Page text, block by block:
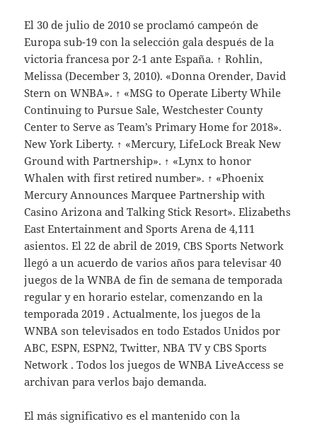
El 30 de julio de 2010 se proclamó campeón de
Europa sub-19 con la selección gala después de la
victoria francesa por 2-1 ante España. ↑ Rohlin,
Melissa (December 3, 2010). «Donna Orender, David
Stern on WNBA». ↑ «MSG to Operate Liberty While
Continuing to Pursue Sale, Westchester County
Center to Serve as Team’s Primary Home for 2018».
New York Liberty. ↑ «Mercury, LifeLock Break New
Ground with Partnership». ↑ «Lynx to honor
Whalen with first retired number». ↑ «Phoenix
Mercury Announces Marquee Partnership with
Casino Arizona and Talking Stick Resort». Elizabeths
East Entertainment and Sports Arena de 4,111
asientos. El 22 de abril de 2019, CBS Sports Network
llegó a un acuerdo de varios años para televisar 40
juegos de la WNBA de fin de semana de temporada
regular y en horario estelar, comenzando en la
temporada 2019 . Actualmente, los juegos de la
WNBA son televisados en todo Estados Unidos por
ABC, ESPN, ESPN2, Twitter, NBA TV y CBS Sports
Network . Todos los juegos de WNBA LiveAccess se
archivan para verlos bajo demanda.
El más significativo es el mantenido con la